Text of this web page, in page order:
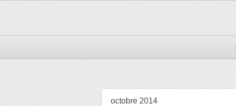
octobre 2014